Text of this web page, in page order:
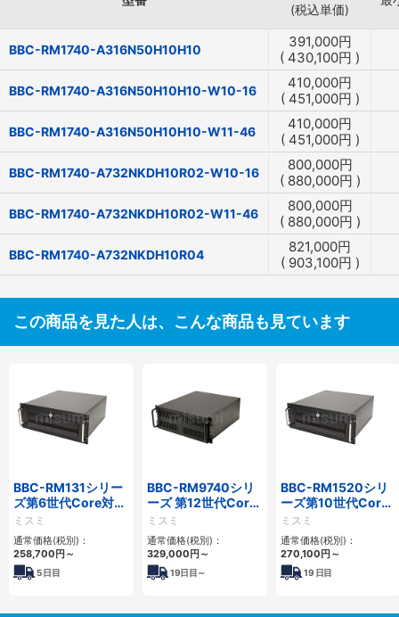
(税込単価)
BBC-RM1740-A316N50H10H10 391,000円
( 430,100円 )
BBC-RM1740-A316N50H10H10-W10-16 410,000円
( 451,000円 )
BBC-RM1740-A316N50H10H10-W11-46 410,000円
( 451,000円 )
BBC-RM1740-A732NKDH10R02-W10-16 800,000円
( 880,000円 )
BBC-RM1740-A732NKDH10R02-W11-46 800,000円
( 880,000円 )
BBC-RM1740-A732NKDH10R04 821,000円
( 903,100円 )
この商品を見た人は、こんな商品も見ています
BBC-RM131シリー
ズ第6世代Core対応
省スペースラックマ
ウントFAPC
3PCI3PCIe
ミスミ
通常価格(税別)：
258,700円～
5日目
BBC-RM9740シリ
ーズ 第12世代Core
対応ラックマウント
FAPC4PCI・3PCIe
ミスミ
通常価格(税別)：
329,000円～
19日目～
BBC-RM1520シリ
ーズ第10世代Core
省スペースラックマ
ウントFAPC5PCI・
2PCIe
ミスミ
通常価格(税別)：
270,100円～
19 日目